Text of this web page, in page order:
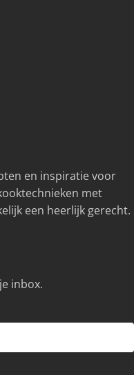
en inspiratie voor
met
een heerlijk gerecht.
inbox.